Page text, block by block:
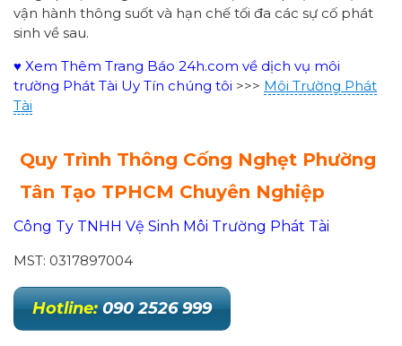
vận hành thông suốt và hạn chế tối đa các sự cố phát
sinh về sau.
♥ Xem Thêm Trang Báo 24h.com về dịch vụ môi
trường Phát Tài Uy Tín chúng tôi >>> Môi Trường Phát
Tài
Quy Trình Thông Cống Nghẹt Phường
Tân Tạo TPHCM Chuyên Nghiệp
Công Ty TNHH Vệ Sinh Môi Trường Phát Tài
MST: 0317897004
Hotline: 090 2526 999